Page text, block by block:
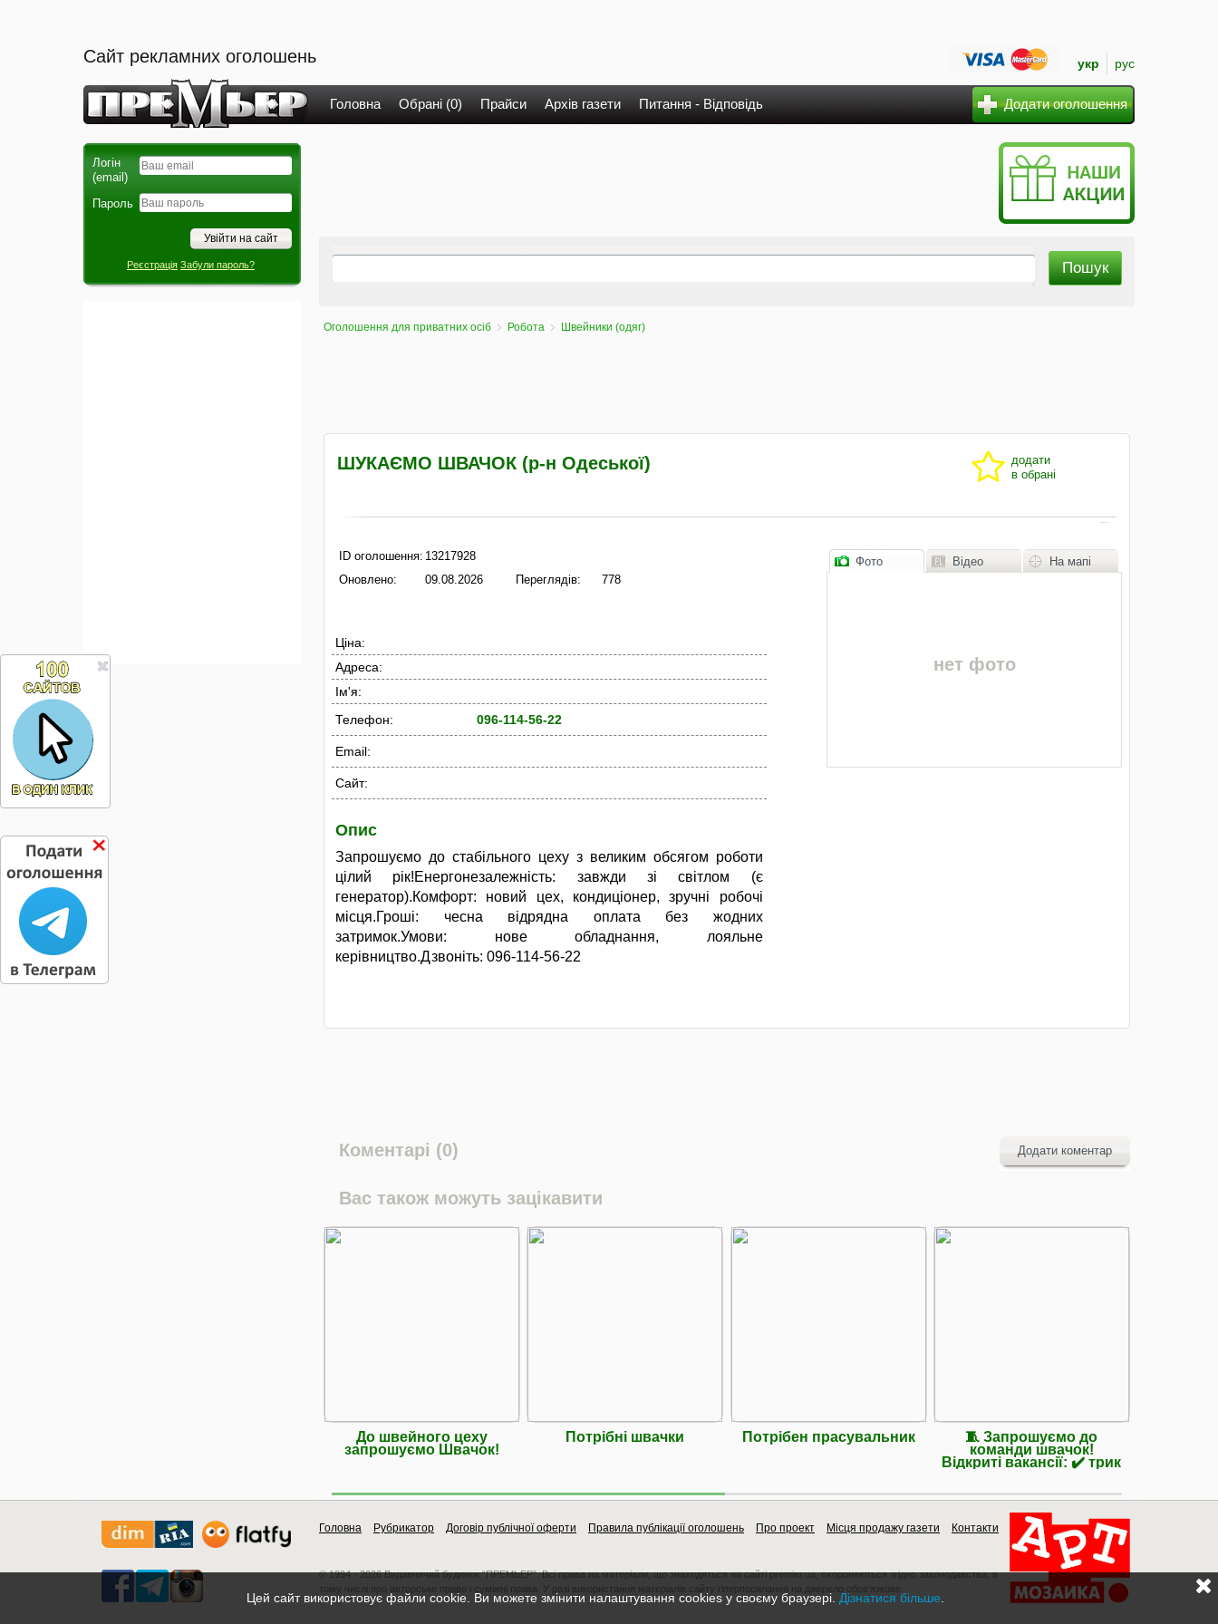
Сайт рекламних оголошень укр рус
Головна Обрані (0) Прайси Архів газети Питання - Відповідь Додати оголошення
Логін
(email)
Пароль
Реєстрація Забули пароль?
Оголошення для приватних осіб Робота Швейники (одяг)
ШУКАЄМО ШВАЧОК (р-н Одеської)
додати
в обрані
ID оголошення: 13217928
Оновлено:
09.08.2026 Переглядів: 778
Ціна:
Адреса:
Ім'я:
Телефон:
096-114-56-22
Email:
Сайт:
Опис
Запрошуємо до стабільного цеху з великим обсягом роботи
цілий рік!Енергонезалежність: завжди зі світлом (є
генератор).Комфорт: новий цех, кондиціонер, зручні робочі
місця.Гроші: чесна відрядна оплата без жодних
затримок.Умови: нове обладнання, лояльне
керівництво.Дзвоніть: 096-114-56-22
Фото Відео На мапі
нет фото
Коментарі (0) Додати коментар
Вас також можуть зацікавити
До швейного цеху
запрошуємо Швачок!
Потрібні швачки Потрібен прасувальник
🧵 Запрошуємо до
команди швачок!
Відкриті вакансії: ✔️ трик
Головна Рубрикатор Договір публічної оферти Правила публікації оголошень Про проект Місця продажу газети Контакти
© 1994 - 2026 Видавничий будинок “ПРЕМЬЕР”. Всі права на матеріали, що знаходяться на сайті premier.ua, охороняються згідно законодавства, в
тому числі про авторське право і суміжні права. У разі використання матеріалів сайту гіперпосилання на джерело обов'язкове.
Цей сайт використовує файли cookie. Ви можете змінити налаштування cookies у своєму браузері. Дізнатися більше